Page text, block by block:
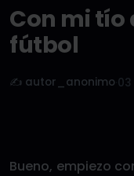
Con mi tío
fútbol
✍️ autor_anonimo
Bueno, empiezo